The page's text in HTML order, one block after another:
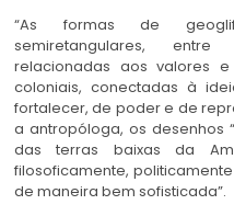
“As formas de
semiretangulares,
relacionadas aos valores
coloniais, conectadas à
fortalecer, de poder e de
a antropóloga, os desenhos
das terras baixas da
filosoficamente,
de maneira bem sofisticada”.